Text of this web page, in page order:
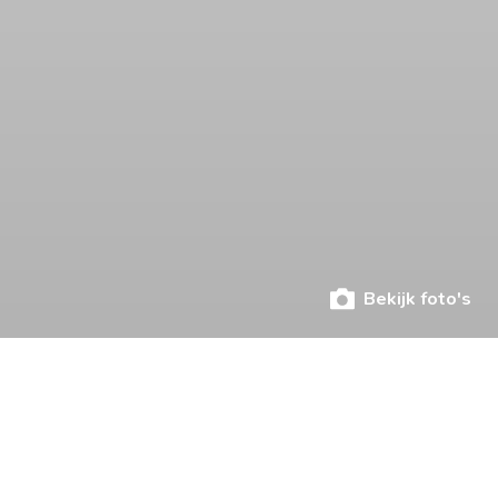
Bekijk foto's